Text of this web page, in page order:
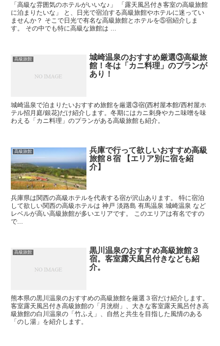
「高級な雰囲気のホテルがいいな♪」 「露天風呂付き客室の高級旅館
に泊まりたいな」 と、日光で宿泊する高級旅館やホテルに迷ってい
ませんか？ そこで日光で有名な高級旅館とホテルを⑤宿紹介しま
す。 その中でも特に高級な旅館は ...
高級旅館
城崎温泉のおすすめ厳選③高級旅
館！冬は「カニ料理」のプランが
あり！
城崎温泉で泊まりたいおすすめ旅館を厳選③宿(西村屋本館/西村屋ホ
テル招月庭/銀花)だけ紹介します。冬期にはカニ刺身やカニ味噌を味
わえる「カニ料理」のプランがある高級旅館も紹介。
高級旅館
兵庫で行って欲しいおすすめ高級
旅館８宿 【エリア別に宿を紹
介】
兵庫県は関西の高級ホテルを代表する宿が沢山あります。 特に宿泊
して欲しい関西の高級ホテルは 神戸 淡路島 有馬温泉 城崎温泉 など
レベルが高い高級旅館が多いエリアです。 このエリアは有名ですの
で...
高級旅館
黒川温泉のおすすめ高級旅館３
宿。客室露天風呂付きなども紹
介。
熊本県の黒川温泉のおすすめの高級旅館を厳選３宿だけ紹介します。
客室露天風呂付き高級旅館の「月洸樹」、大きな客室露天風呂付き高
級旅館の白川温泉の「竹ふえ」、自然と共生を目指した風情のある
「のし湯」を紹介します。